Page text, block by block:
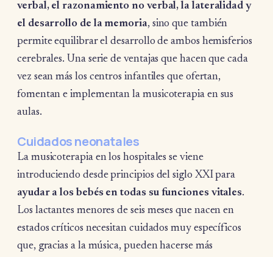
verbal, el razonamiento no verbal, la lateralidad y
el desarrollo de la memoria, sino que también
permite equilibrar el desarrollo de ambos hemisferios
cerebrales. Una serie de ventajas que hacen que cada
vez sean más los centros infantiles que ofertan,
fomentan e implementan la musicoterapia en sus
aulas.
Cuidados neonatales
La musicoterapia en los hospitales se viene
introduciendo desde principios del siglo XXI para
ayudar a los bebés en todas su funciones vitales.
Los lactantes menores de seis meses que nacen en
estados críticos necesitan cuidados muy específicos
que, gracias a la música, pueden hacerse más